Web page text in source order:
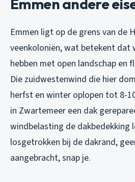
Emmen andere
Emmen ligt op de grens van de
veenkoloniën, wat betekent dat
hebben met open landschap en
Die zuidwestenwind die hier
herfst en winter oplopen tot 8-
in Zwartemeer een dak
windbelasting de dakbedekking
losgetrokken bij de dakrand,
aangebracht, snap je.